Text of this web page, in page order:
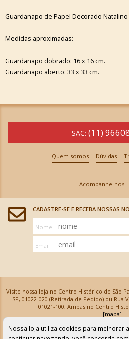
Guardanapo de Papel Decorado Natalino
Medidas aproximadas:
Guardanapo dobrado: 16 x 16 cm.
Guardanapo aberto: 33 x 33 cm.
SAC: (11)
Quem somos Dúvidas
CADASTRE-SE E RECEBA NOSSAS
Nome
Email
Visite nossa loja no Centro Histórico de São
SP, 01022-020 (Retirada de Pedido) ou Rua
01021-100, Ambas no Centro
[mapa]
Armarinhos Santa Cecília Ltda |
Os preços e as condições de pagamento apresentadas na
podem sofrer alterações sem aviso prévio. Vendas
Nossa loja utiliza cookies para melhorar